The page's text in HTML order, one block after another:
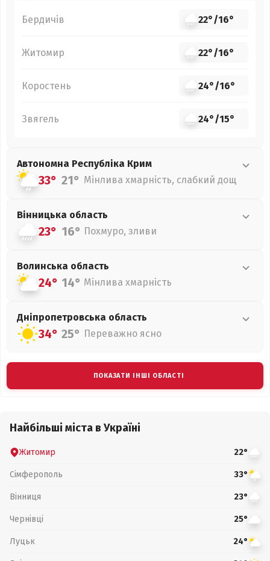
Бердичів 22°/16°
Житомир 22°/16°
Коростень 24°/16°
Звягель 24°/15°
Автономна Республіка Крим
33° 21° Мінлива хмарність, слабкий дощ
Вінницька область
23° 16° Похмуро, зливи
Волинська область
24° 14° Мінлива хмарність
Дніпропетровська область
34° 25° Переважно ясно
ПОКАЗАТИ ІНШІ ОБЛАСТІ
Найбільші міста в Україні
Житомир 22°
Сімферополь 33°
Вінниця 23°
Чернівці 25°
Луцьк 24°